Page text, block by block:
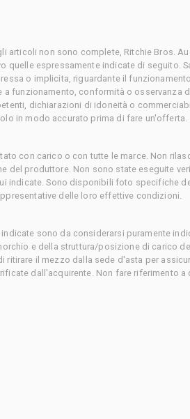
articoli non sono complete, Ritchie Bros.
quelle espressamente indicate di seguito.
o implicita, riguardante il
a funzionamento, conformità o osservanza
dichiarazioni di idoneità o
in modo accurato prima di fare un'offerta.
con carico o con tutte le marce. Non
del produttore. Non sono state eseguite
indicate. Sono disponibili foto specifiche
delle loro effettive condizioni.
sono da considerarsi puramente
e della struttura/posizione di carico
ritirare il mezzo dalla sede d'asta per
dall'acquirente. Non fare riferimento